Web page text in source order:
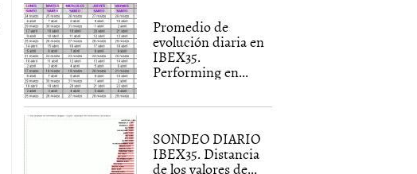
Promedio de
evolución diaria en
IBEX35.
Performing en...
SONDEO DIARIO
IBEX35. Distancia
de los valores de...